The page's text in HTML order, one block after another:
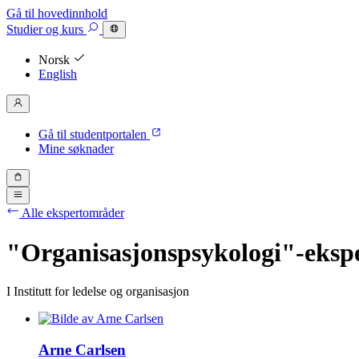
Gå til hovedinnhold
Studierog kurs
Norsk
English
Gå til studentportalen
Mine søknader
Alle ekspertområder
"Organisasjonspsykologi"-
I Institutt for ledelse og organisasjon
Arne Carlsen